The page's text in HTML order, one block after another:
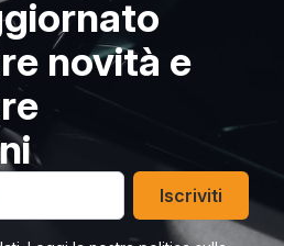
novità e
Iscriviti